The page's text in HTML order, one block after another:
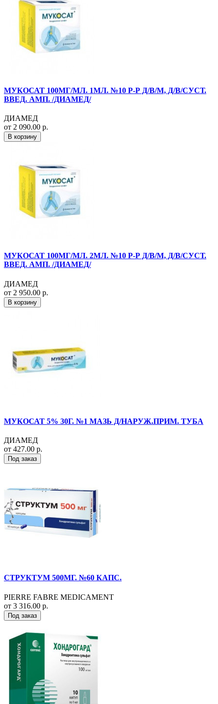
МУКОСАТ 100МГ/МЛ. 1МЛ. №10 Р-Р Д/В/М, Д/В/СУСТ.
ВВЕД. АМП. /ДИАМЕД/
ДИАМЕД
от 2 090.00 р.
В корзину
МУКОСАТ 100МГ/МЛ. 2МЛ. №10 Р-Р Д/В/М, Д/В/СУСТ.
ВВЕД. АМП. /ДИАМЕД/
ДИАМЕД
от 2 950.00 р.
В корзину
МУКОСАТ 5% 30Г. №1 МАЗЬ Д/НАРУЖ.ПРИМ. ТУБА
ДИАМЕД
от 427.00 р.
Под заказ
СТРУКТУМ 500МГ. №60 КАПС.
PIERRE FABRE MEDICAMENT
от 3 316.00 р.
Под заказ